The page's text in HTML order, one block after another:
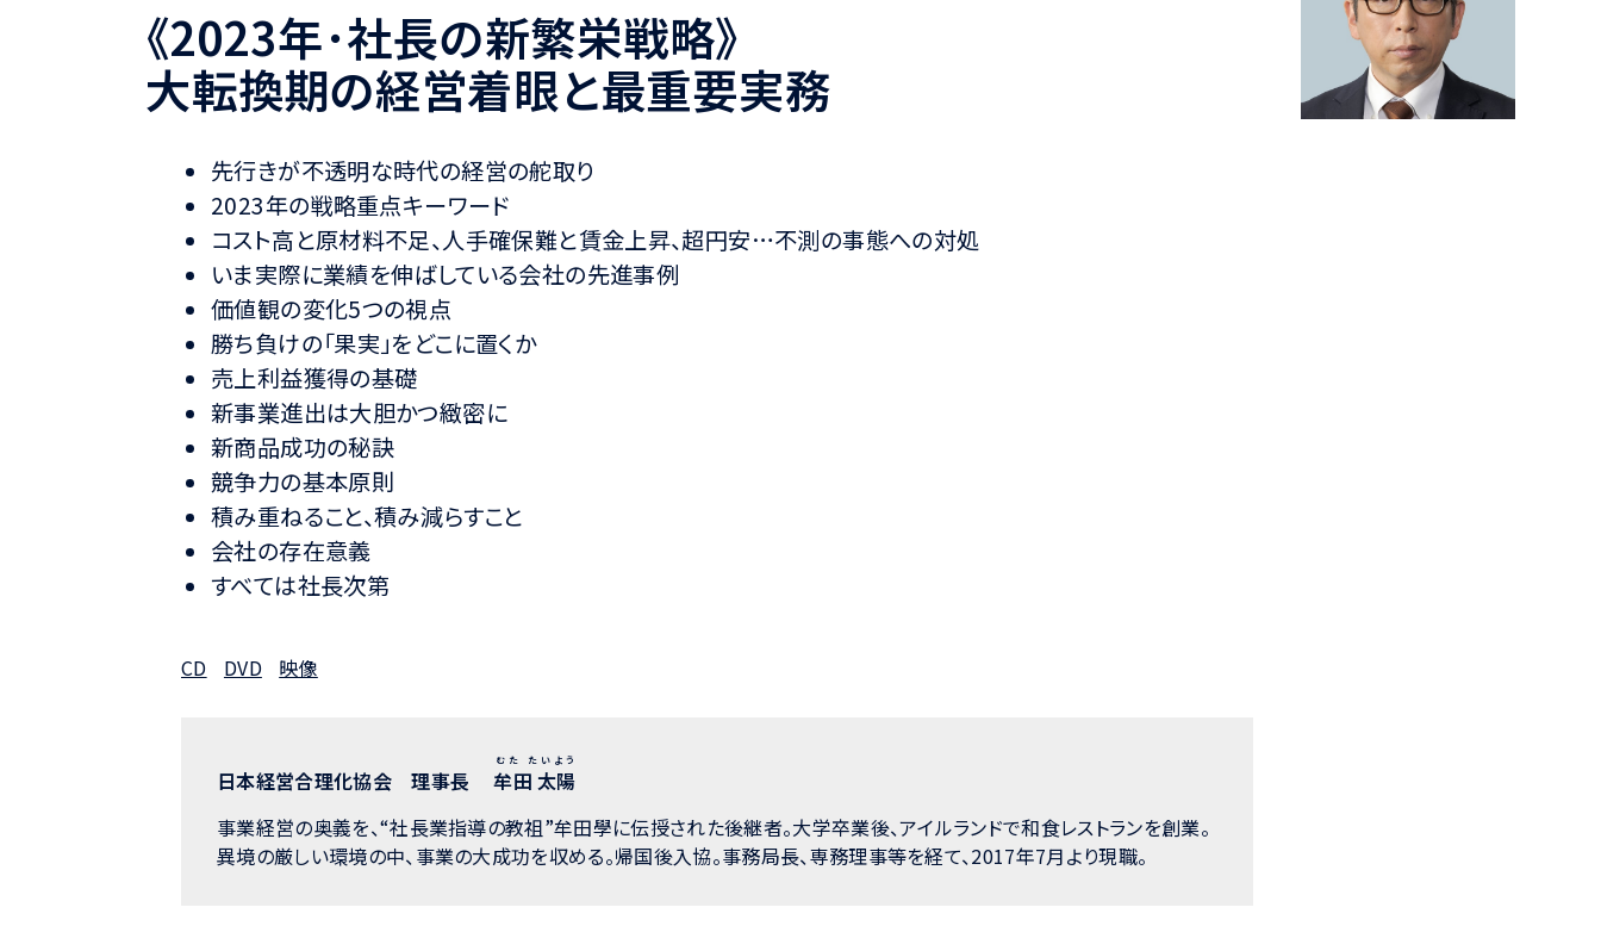
《2023年･社長の新繁栄戦略》
大転換期の経営着眼と最重要実務
先行きが不透明な時代の経営の舵取り
2023年の戦略重点キーワード
コスト高と原材料不足、人手確保難と賃金上昇、超円安…不測の事態への対処
いま実際に業績を伸ばしている会社の先進事例
価値観の変化5つの視点
勝ち負けの「果実」をどこに置くか
売上利益獲得の基礎
新事業進出は大胆かつ緻密に
新商品成功の秘訣
競争力の基本原則
積み重ねること、積み減らすこと
会社の存在意義
すべては社長次第
CD DVD 映像
日本経営合理化協会 理事長 牟田 太陽
むた たいよう
事業経営の奥義を、“社長業指導の教祖”牟田學に伝授された後継者。大学卒業後、アイルランドで和食レストランを創業。
異境の厳しい環境の中、事業の大成功を収める。帰国後入協。事務局長、専務理事等を経て、2017年7月より現職。